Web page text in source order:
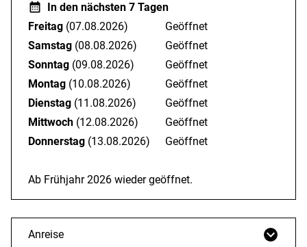
In den nächsten 7 Tagen
Freitag (07.08.2026)
Geöffnet
Samstag (08.08.2026)
Geöffnet
Sonntag (09.08.2026)
Geöffnet
Montag (10.08.2026)
Geöffnet
Dienstag (11.08.2026)
Geöffnet
Mittwoch (12.08.2026)
Geöffnet
Donnerstag (13.08.2026) Geöffnet
Ab Frühjahr 2026 wieder geöffnet.
Anreise